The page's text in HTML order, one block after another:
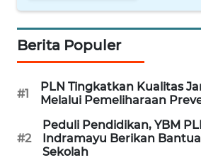
Berita Populer
#1
PLN Tingkatkan Kualitas
Melalui Pemeliharaan
#2
Peduli Pendidikan, YBM
Indramayu Berikan
Sekolah
WN
MAJALENGKA
WN
SUBANG
WN
SUKABUMI